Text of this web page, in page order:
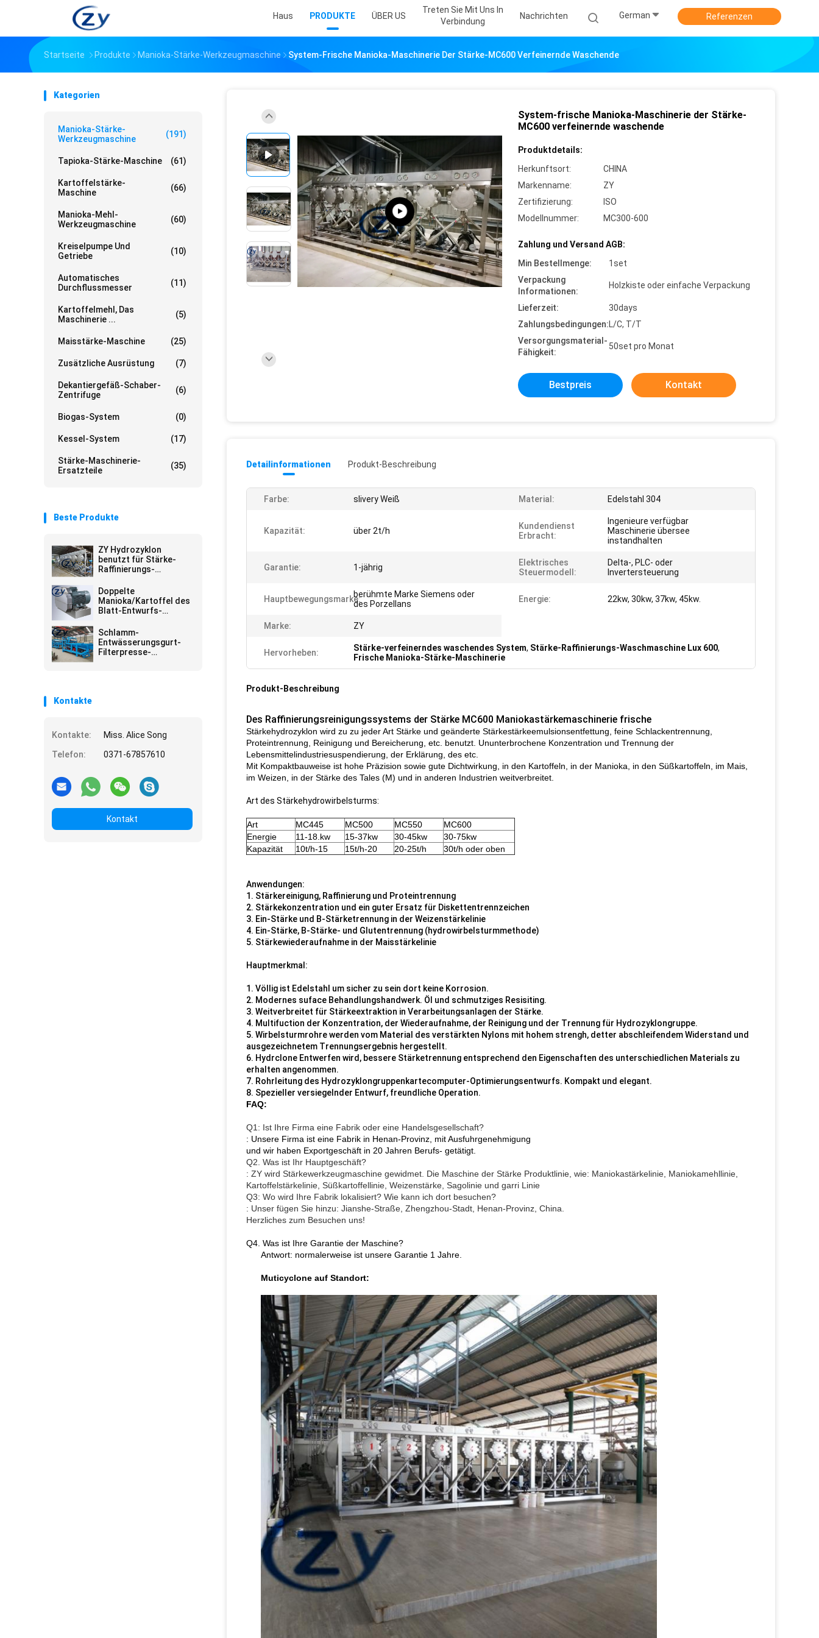
Haus PRODUKTE ÜBER US
Treten Sie Mit Uns In
Verbindung
Nachrichten German Referenzen
Startseite Produkte Manioka-Stärke-Werkzeugmaschine System-Frische Manioka-Maschinerie Der Stärke-MC600 Verfeinernde Waschende
Kategorien
Manioka-Stärke-
Werkzeugmaschine
(191)
Tapioka-Stärke-Maschine (61)
Kartoffelstärke-
Maschine
(66)
Manioka-Mehl-
Werkzeugmaschine
(60)
Kreiselpumpe Und
Getriebe
(10)
Automatisches
Durchflussmesser
(11)
Kartoffelmehl, Das
Maschinerie ...
(5)
Maisstärke-Maschine (25)
Zusätzliche Ausrüstung (7)
Dekantiergefäß-Schaber-
Zentrifuge
(6)
Biogas-System (0)
Kessel-System (17)
Stärke-Maschinerie-
Ersatzteile
(35)
Beste Produkte
ZY Hydrozyklon
benutzt für Stärke-
Raffinierungs-
Stärke-Fabrik
Doppelte
Manioka/Kartoffel des
Blatt-Entwurfs-
zerquetscht
Schlamm-
Entwässerungsgurt-
Filterpresse-
Kontakte
Kontakte:
Miss. Alice Song
Telefon:
0371-67857610
Kontakt
System-frische Manioka-Maschinerie der Stärke-
MC600 verfeinernde waschende
Produktdetails:
Herkunftsort:
CHINA
Markenname:
ZY
Zertifizierung:
ISO
Modellnummer:
MC300-600
Zahlung und Versand AGB:
Min Bestellmenge:
1set
Verpackung
Informationen:
Holzkiste oder einfache Verpackung
Lieferzeit:
30days
Zahlungsbedingungen:L/C, T/T
Versorgungsmaterial-
Fähigkeit:
50set pro Monat
Bestpreis Kontakt
Detailinformationen Produkt-Beschreibung
Farbe: slivery Weiß Material: Edelstahl 304
Kapazität: über 2t/h
Kundendienst
Erbracht:
Ingenieure verfügbar
Maschinerie übersee
instandhalten
Garantie: 1-jährig
Elektrisches
Steuermodell:
Delta-, PLC- oder
Invertersteuerung
Hauptbewegungsmarke:berühmte Marke Siemens oder
des Porzellans
Energie: 22kw, 30kw, 37kw, 45kw.
Marke: ZY
Hervorheben: Stärke-verfeinerndes waschendes System, Stärke-Raffinierungs-Waschmaschine Lux 600,
Frische Manioka-Stärke-Maschinerie
Produkt-Beschreibung
Des Raffinierungsreinigungssystems der Stärke MC600 Maniokastärkemaschinerie frische
Stärkehydrozyklon wird zu zu jeder Art Stärke und geänderte Stärkestärkeemulsionsentfettung, feine Schlackentrennung,
Proteintrennung, Reinigung und Bereicherung, etc. benutzt. Ununterbrochene Konzentration und Trennung der
Lebensmittelindustriesuspendierung, der Erklärung, des etc.
Mit Kompaktbauweise ist hohe Präzision sowie gute Dichtwirkung, in den Kartoffeln, in der Manioka, in den Süßkartoffeln, im Mais,
im Weizen, in der Stärke des Tales (M) und in anderen Industrien weitverbreitet.
Art des Stärkehydrowirbelsturms:
Art MC445 MC500 MC550
MC600
Energie
11-18.kw 15-37kw 30-45kw
30-75kw
Kapazität
10t/h-15 15t/h-20 20-25t/h 30t/h oder oben
Anwendungen:
1. Stärkereinigung, Raffinierung und Proteintrennung
2. Stärkekonzentration und ein guter Ersatz für Diskettentrennzeichen
3. Ein-Stärke und B-Stärketrennung in der Weizenstärkelinie
4. Ein-Stärke, B-Stärke- und Glutentrennung (hydrowirbelsturmmethode)
5. Stärkewiederaufnahme in der Maisstärkelinie
Hauptmerkmal:
1. Völlig ist Edelstahl um sicher zu sein dort keine Korrosion.
2. Modernes suface Behandlungshandwerk. Öl und schmutziges Resisiting.
3. Weitverbreitet für Stärkeextraktion in Verarbeitungsanlagen der Stärke.
4. Multifuction der Konzentration, der Wiederaufnahme, der Reinigung und der Trennung für Hydrozyklongruppe.
5. Wirbelsturmrohre werden vom Material des verstärkten Nylons mit hohem strengh, detter abschleifendem Widerstand und
ausgezeichnetem Trennungsergebnis hergestellt.
6. Hydrclone Entwerfen wird, bessere Stärketrennung entsprechend den Eigenschaften des unterschiedlichen Materials zu
erhalten angenommen.
7. Rohrleitung des Hydrozyklongruppenkartecomputer-Optimierungsentwurfs. Kompakt und elegant.
8. Spezieller versiegelnder Entwurf, freundliche Operation.
FAQ:
Q1: Ist Ihre Firma eine Fabrik oder eine Handelsgesellschaft?
: Unsere Firma ist eine Fabrik in Henan-Provinz, mit Ausfuhrgenehmigung
und wir haben Exportgeschäft in 20 Jahren Berufs- getätigt.
Q2. Was ist Ihr Hauptgeschäft?
: ZY wird Stärkewerkzeugmaschine gewidmet. Die Maschine der Stärke Produktlinie, wie: Maniokastärkelinie, Maniokamehllinie,
Kartoffelstärkelinie, Süßkartoffellinie, Weizenstärke, Sagolinie und garri Linie
Q3: Wo wird Ihre Fabrik lokalisiert? Wie kann ich dort besuchen?
: Unser fügen Sie hinzu: Jianshe-Straße, Zhengzhou-Stadt, Henan-Provinz, China.
Herzliches zum Besuchen uns!
Q4. Was ist Ihre Garantie der Maschine?
Antwort: normalerweise ist unsere Garantie 1 Jahre.
Muticyclone auf Standort: